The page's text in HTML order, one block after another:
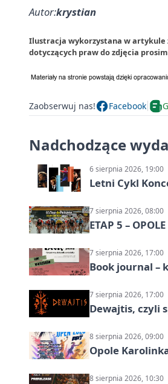
Autor:krystian
Ilustracja wykorzystana w artykule
dotyczących praw do zdjęcia
Zaobserwuj nas! Facebook
Nadchodzące
6 sierpnia 2026, 19:00
Letni Cykl
7 sierpnia 2026, 08:00
ETAP 5 –
7 sierpnia 2026, 17:00
Book journal –
7 sierpnia 2026, 17:00
Dewajtis, czyli
8 sierpnia 2026, 09:00
Opole
8 sierpnia 2026, 10:30